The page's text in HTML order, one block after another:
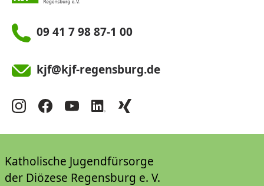
09 41 7 98 87-1 00
kjf@kjf-regensburg.de
Katholische Jugendfürsorge
der Diözese Regensburg e. V.